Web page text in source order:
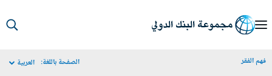
الفقر الصفحة باللغة: العربية